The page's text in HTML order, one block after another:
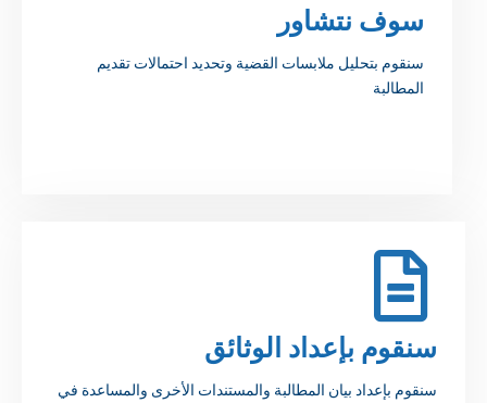
سوف نتشاور
سنقوم بتحليل ملابسات القضية وتحديد احتمالات تقديم
المطالبة
سنقوم بإعداد الوثائق
سنقوم بإعداد بيان المطالبة والمستندات الأخرى والمساعدة في